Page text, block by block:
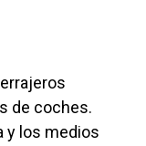
de coches.
y los medios